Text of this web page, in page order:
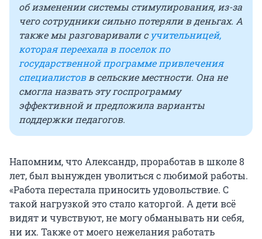
об изменении системы стимулирования, из-за
чего сотрудники сильно потеряли в деньгах. А
также мы разговаривали сучительницей,
которая переехала в поселок по
государственной программе привлечения
специалистовв сельские местности. Она не
смогла назвать эту госпрограмму
эффективной и предложила варианты
поддержки педагогов.
Напомним, что Александр, проработав в школе 8
лет, был вынужден уволиться с любимой работы.
«Работа перестала приносить удовольствие. С
такой нагрузкой это стало каторгой. А дети всё
видят и чувствуют, не могу обманывать ни себя,
ни их. Также от моего нежелания работать